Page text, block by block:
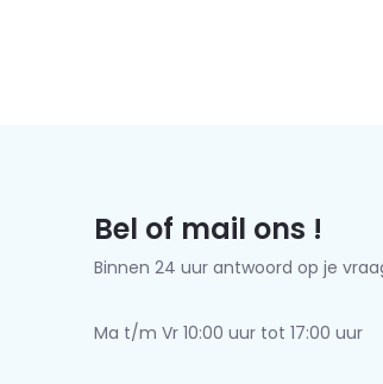
Bel of mail ons !
Binnen 24 uur antwoord op je
Ma t/m Vr 10:00 uur tot 17:00 uur